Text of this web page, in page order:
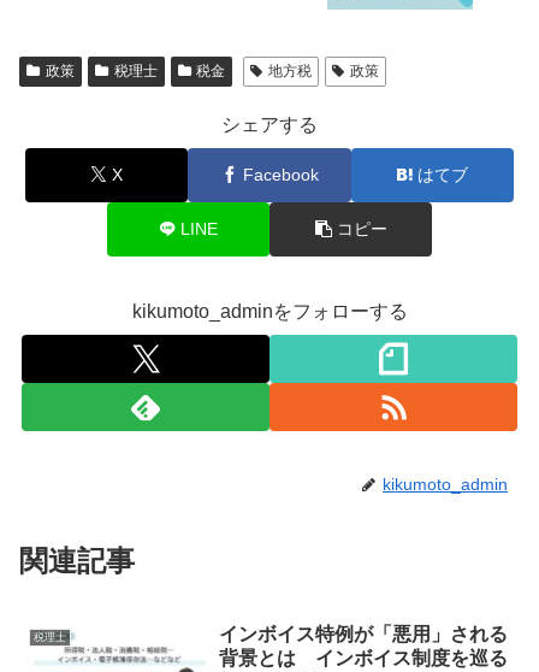
政策 税理士 税金 地方税 政策
シェアする
X Facebook はてブ
LINE コピー
kikumoto_adminをフォローする
kikumoto_admin
関連記事
税理士
インボイス特例が「悪用」される
背景とは インボイス制度を巡る